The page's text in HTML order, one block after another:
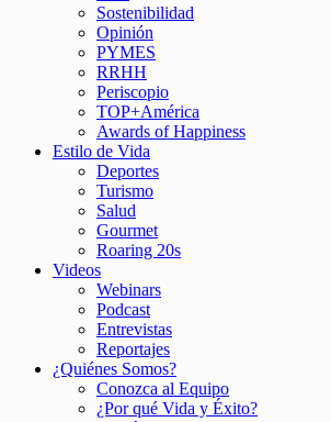
Sostenibilidad
Opinión
PYMES
RRHH
Periscopio
TOP+América
Awards of Happiness
Estilo de Vida
Deportes
Turismo
Salud
Gourmet
Roaring 20s
Videos
Webinars
Podcast
Entrevistas
Reportajes
¿Quiénes Somos?
Conozca al Equipo
¿Por qué Vida y Éxito?